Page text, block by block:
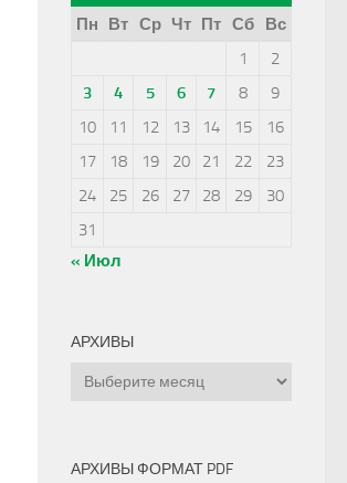
Пн
Вт Ср Чт Пт Сб
Вс
1
2
3
4 5 6 7 8
9
10
11 12 13 14 15
16
17
18 19 20 21 22
23
24
25 26 27 28 29
30
31
« Июл
АРХИВЫ
Архивы
АРХИВЫ ФОРМАТ PDF